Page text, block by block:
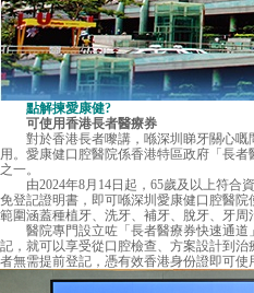
點解揀愛康健?
可使用香港長者醫療券
對於香港長者嚟講，喺深圳睇牙關心嘅
用。愛康健口腔醫院係香港特區政府「長
之一。
由2024年8月14日起，65歲及以上符合
免登記證明書，即可喺深圳愛康健口腔醫
範圍涵蓋種植牙、洗牙、補牙、脫牙、牙周
醫院專門設立咗「長者醫療券快速通道
記，就可以享受從口腔檢查、方案設計到
者無需提前登記，憑有效香港身份證即可使